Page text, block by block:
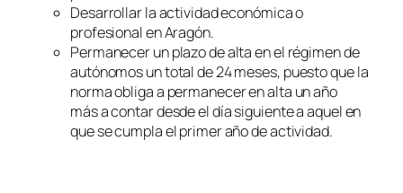
Desarrollar la actividad económica o
profesional en Aragón.
Permanecer un plazo de alta en el régimen de
autónomos un total de 24 meses, puesto que la
norma obliga a permanecer en alta un año
más a contar desde el día siguiente a aquel en
que se cumpla el primer año de actividad.